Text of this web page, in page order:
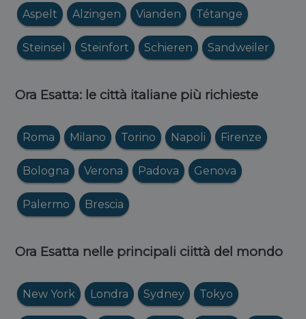
Aspelt Alzingen Vianden Tétange
Steinsel Steinfort Schieren Sandweiler
Ora Esatta: le città italiane più richieste
Roma Milano Torino Napoli Firenze
Bologna Verona Padova Genova
Palermo Brescia
Ora Esatta nelle principali ciittà del mondo
New York Londra Sydney Tokyo